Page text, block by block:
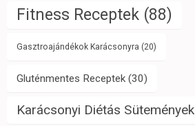
Fitness Receptek (88)
Gasztroajándékok Karácsonyra (20)
Gluténmentes Receptek (30)
Karácsonyi Diétás Sütemények